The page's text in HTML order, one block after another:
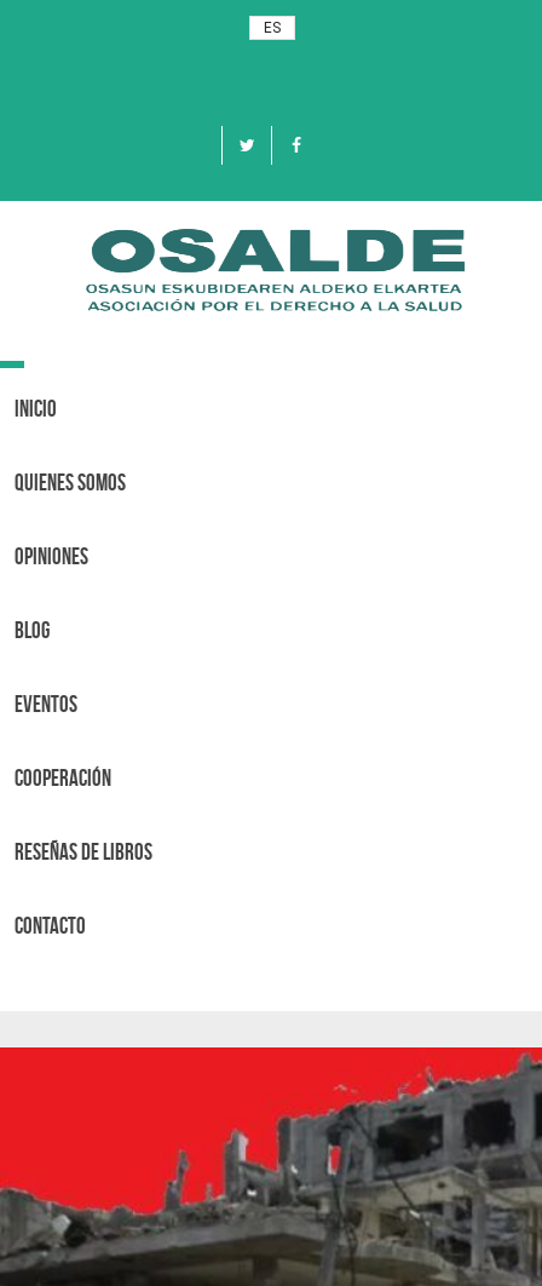
ES
Toggle
Inicio
Quienes Somos
OPINIONES
BLOG
Eventos
Cooperación
Reseñas de libros
Contacto